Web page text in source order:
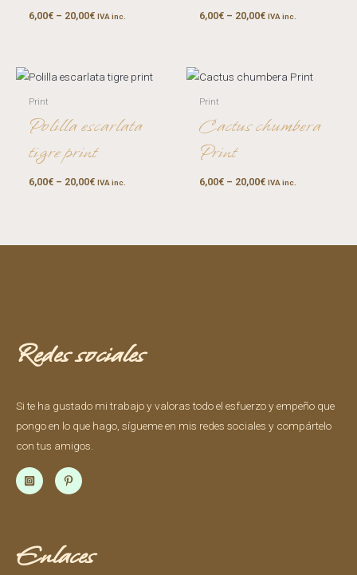
6,00€ – 20,00€ IVA inc. 6,00€ – 20,00€ IVA inc.
Print
Polilla escarlata
tigre print
6,00€ – 20,00€ IVA inc.
Print
Cactus chumbera
Print
6,00€ – 20,00€ IVA inc.
Redes sociales
Si te ha gustado mi trabajo y valoras todo el esfuerzo y empeño que
pongo en lo que hago, sígueme en mis redes sociales y compártelo
con tus amigos.
Enlaces